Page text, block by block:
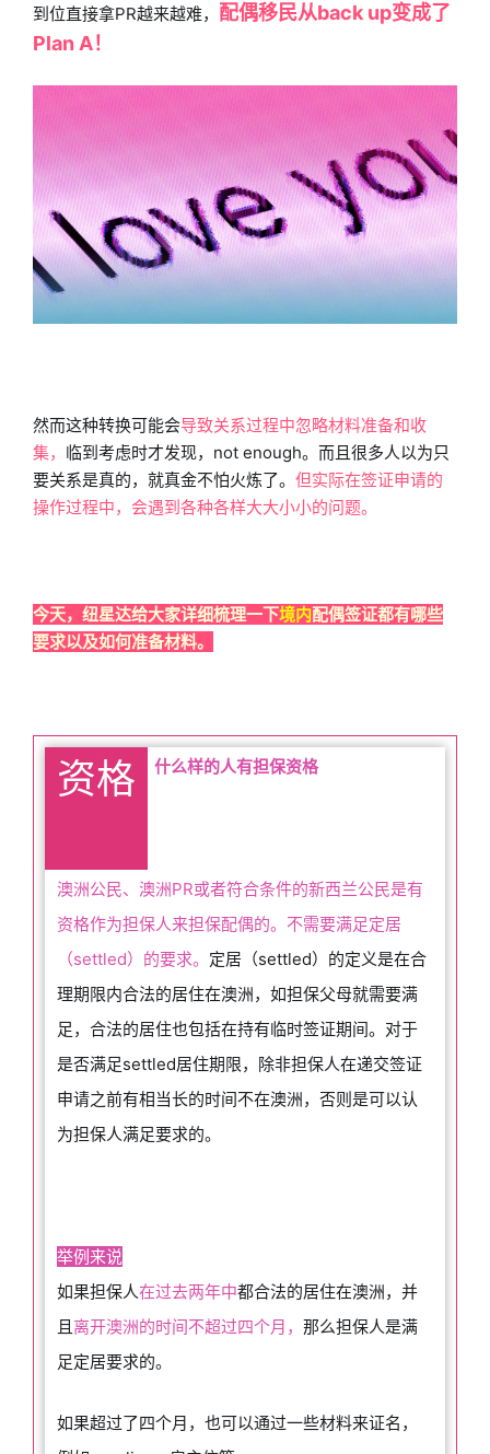
到位直接拿PR越来越难， 配偶移民从back up变成了
Plan A！
然而这种转换可能会导致关系过程中忽略材料准备和收
集， 临到考虑时才发现，not enough。而且很多人以为只
要关系是真的，就真金不怕火炼了。 但实际在签证申请的
操作过程中，会遇到各种各样大大小小的问题。
今天，纽星达给大家详细梳理一下境内配偶签证都有哪些
要求以及如何准备材料。
资格 什么样的人有担保资格
澳洲公民、澳洲PR或者符合条件的新西兰公民是有
资格作为担保人来担保配偶的。 不需要满足定居
（settled）的要求。 定居（settled）的定义是在合
理期限内合法的居住在澳洲，如担保父母就需要满
足，合法的居住也包括在持有临时签证期间。对于
是否满足settled居住期限，除非担保人在递交签证
申请之前有相当长的时间不在澳洲，否则是可以认
为担保人满足要求的。
举例来说
如果担保人在过去两年中都合法的居住在澳洲，并
且 离开澳洲的时间不超过四个月， 那么担保人是满
足定居要求的。
如果超过了四个月，也可以通过一些材料来证名，